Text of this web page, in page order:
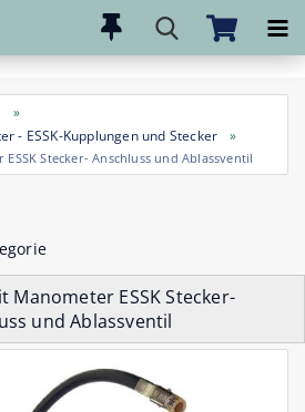
»
- ESSK-Kupplungen und Stecker
»
Stecker- Anschluss und Ablassventil
Manometer ESSK Stecker-
und Ablassventil